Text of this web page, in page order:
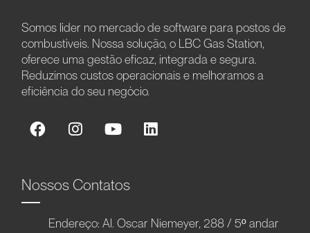
Somos líder no mercado de software para postos de
combustíveis. Nossa solução, o LBC Gas Station,
oferece uma gestão eficaz, integrada e segura.
Reduzimos custos operacionais e melhoramos a
eficiência do seu negócio.
Nossos Contatos
Endereço: Al. Oscar Niemeyer, 288 / 5º andar